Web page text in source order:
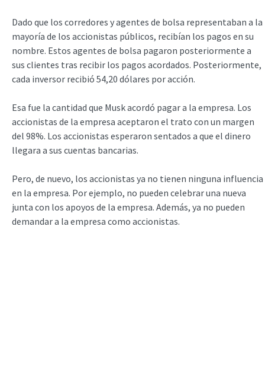
Dado que los corredores y agentes de bolsa representaban a la
mayoría de los accionistas públicos, recibían los pagos en su
nombre. Estos agentes de bolsa pagaron posteriormente a
sus clientes tras recibir los pagos acordados. Posteriormente,
cada inversor recibió 54,20 dólares por acción.
Esa fue la cantidad que Musk acordó pagar a la empresa. Los
accionistas de la empresa aceptaron el trato con un margen
del 98%. Los accionistas esperaron sentados a que el dinero
llegara a sus cuentas bancarias.
Pero, de nuevo, los accionistas ya no tienen ninguna influencia
en la empresa. Por ejemplo, no pueden celebrar una nueva
junta con los apoyos de la empresa. Además, ya no pueden
demandar a la empresa como accionistas.